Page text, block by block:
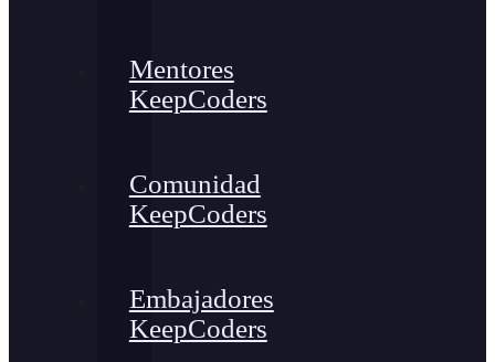
Mentores
KeepCoders
Comunidad
KeepCoders
Embajadores
KeepCoders